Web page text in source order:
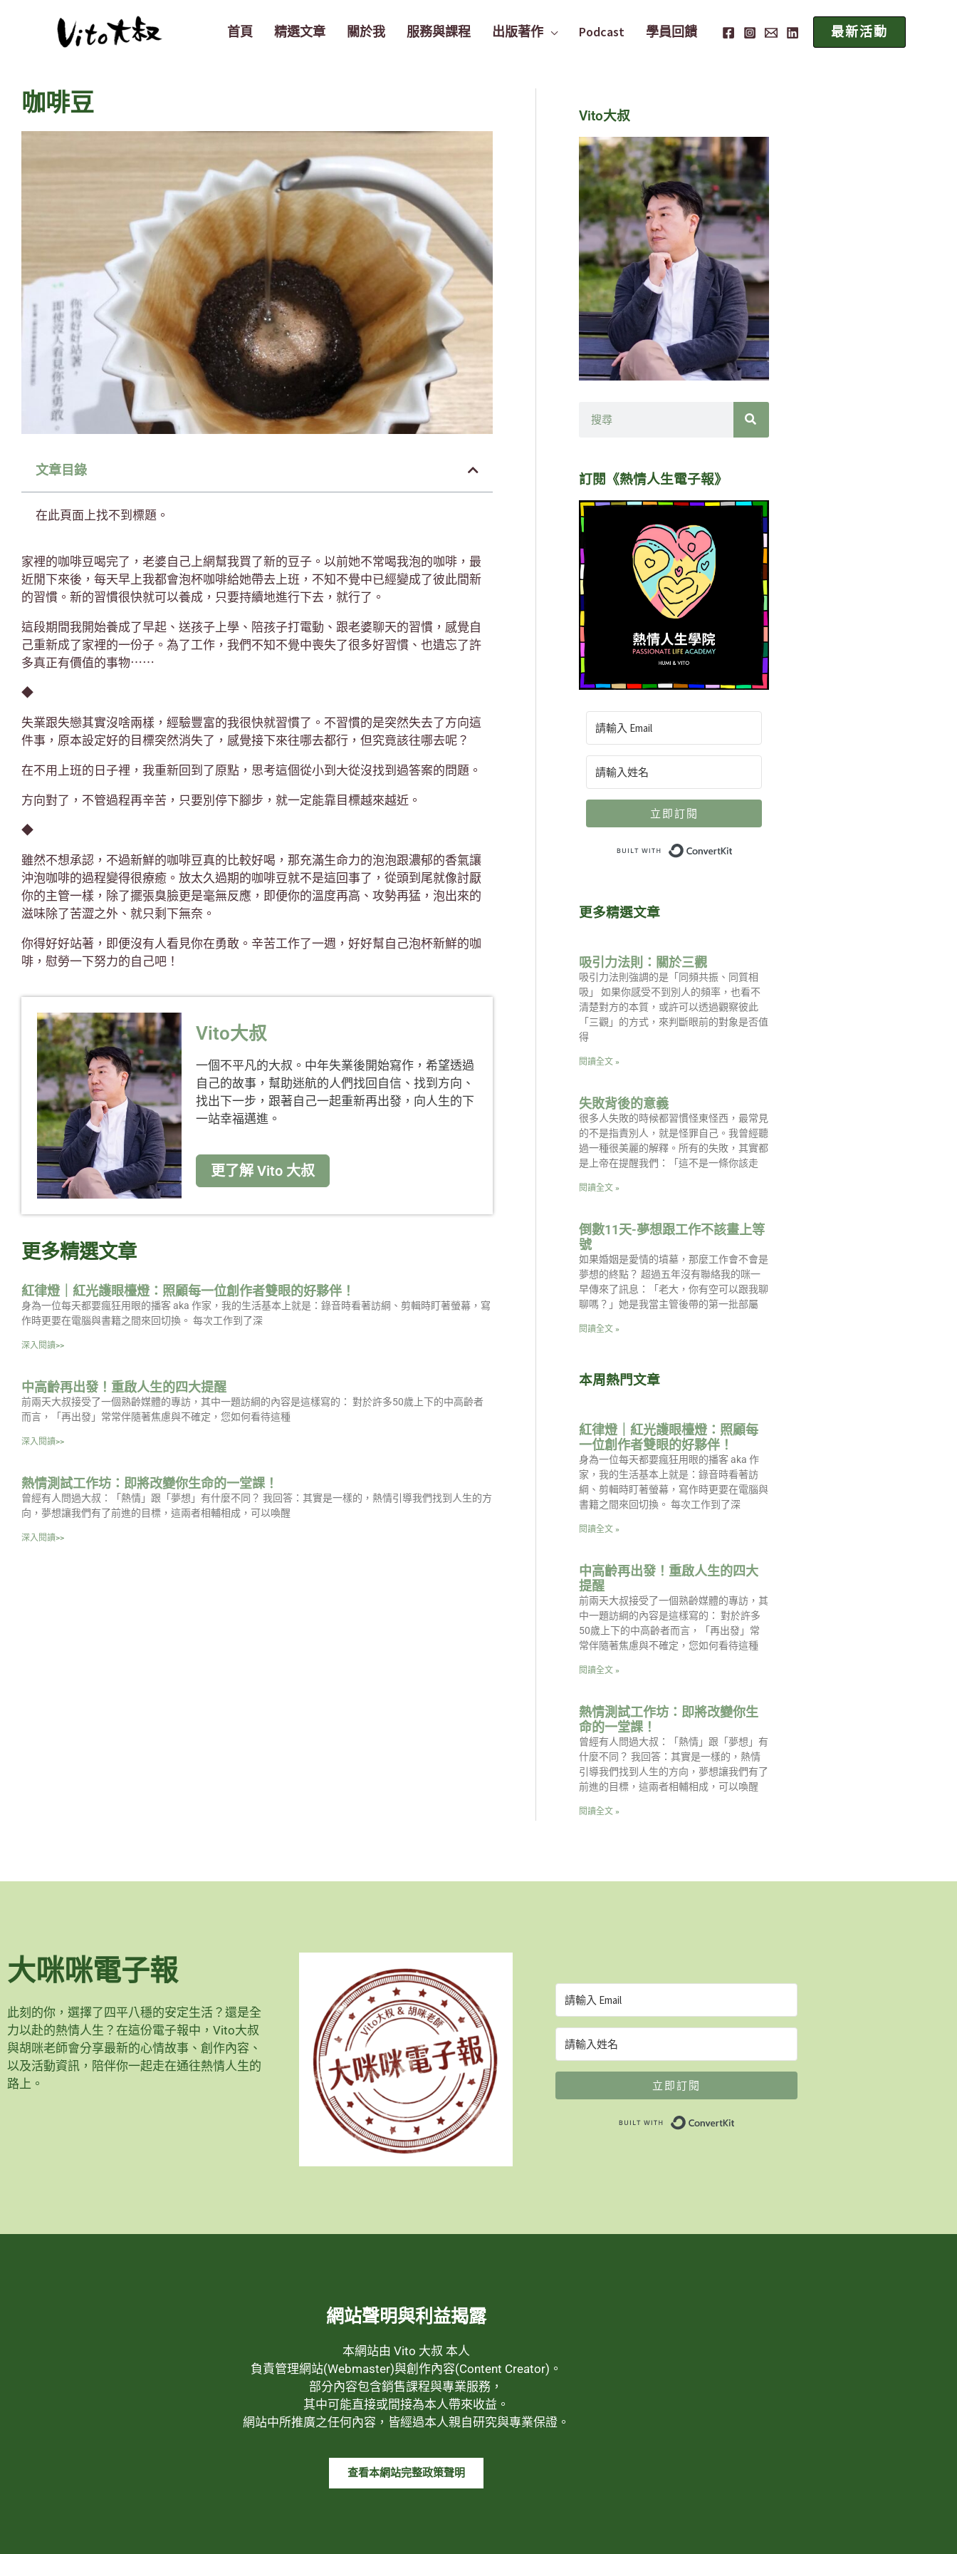
首頁 精選文章 關於我 服務與課程 出版著作 Podcast 學員回饋 最新活動
咖啡豆
文章目錄
在此頁面上找不到標題。
家裡的咖啡豆喝完了，老婆自己上網幫我買了新的豆子。以前她不常喝我泡的咖啡，最
近閒下來後，每天早上我都會泡杯咖啡給她帶去上班，不知不覺中已經變成了彼此間新
的習慣。新的習慣很快就可以養成，只要持續地進行下去，就行了。
這段期間我開始養成了早起、送孩子上學、陪孩子打電動、跟老婆聊天的習慣，感覺自
己重新成了家裡的一份子。為了工作，我們不知不覺中喪失了很多好習慣、也遺忘了許
多真正有價值的事物⋯⋯
◆
失業跟失戀其實沒啥兩樣，經驗豐富的我很快就習慣了。不習慣的是突然失去了方向這
件事，原本設定好的目標突然消失了，感覺接下來往哪去都行，但究竟該往哪去呢？
在不用上班的日子裡，我重新回到了原點，思考這個從小到大從沒找到過答案的問題。
方向對了，不管過程再辛苦，只要別停下腳步，就一定能靠目標越來越近。
◆
雖然不想承認，不過新鮮的咖啡豆真的比較好喝，那充滿生命力的泡泡跟濃郁的香氣讓
沖泡咖啡的過程變得很療癒。放太久過期的咖啡豆就不是這回事了，從頭到尾就像討厭
你的主管一樣，除了擺張臭臉更是毫無反應，即便你的溫度再高、攻勢再猛，泡出來的
滋味除了苦澀之外、就只剩下無奈。
你得好好站著，即便沒有人看見你在勇敢。辛苦工作了一週，好好幫自己泡杯新鮮的咖
啡，慰勞一下努力的自己吧！
Vito大叔
一個不平凡的大叔。中年失業後開始寫作，希望透過
自己的故事，幫助迷航的人們找回自信、找到方向、
找出下一步，跟著自己一起重新再出發，向人生的下
一站幸福邁進。
更了解 Vito 大叔
更多精選文章
紅律燈｜紅光護眼檯燈：照顧每一位創作者雙眼的好夥伴！
身為一位每天都要瘋狂用眼的播客 aka 作家，我的生活基本上就是：錄音時看著訪綱、剪輯時盯著螢幕，寫
作時更要在電腦與書籍之間來回切換。 每次工作到了深
深入閱讀>>
中高齡再出發！重啟人生的四大提醒
前兩天大叔接受了一個熟齡媒體的專訪，其中一題訪綱的內容是這樣寫的： 對於許多50歲上下的中高齡者
而言，「再出發」常常伴隨著焦慮與不確定，您如何看待這種
深入閱讀>>
熱情測試工作坊：即將改變你生命的一堂課！
曾經有人問過大叔：「熱情」跟「夢想」有什麼不同？ 我回答：其實是一樣的，熱情引導我們找到人生的方
向，夢想讓我們有了前進的目標，這兩者相輔相成，可以喚醒
深入閱讀>>
Vito大叔
訂閱《熱情人生電子報》
立即訂閱
更多精選文章
吸引力法則：關於三觀
吸引力法則強調的是「同頻共振、同質相
吸」 如果你感受不到別人的頻率，也看不
清楚對方的本質，或許可以透過觀察彼此
「三觀」的方式，來判斷眼前的對象是否值
得
閱讀全文 »
失敗背後的意義
很多人失敗的時候都習慣怪東怪西，最常見
的不是指責別人，就是怪罪自己。我曾經聽
過一種很美麗的解釋。所有的失敗，其實都
是上帝在提醒我們：「這不是一條你該走
閱讀全文 »
倒數11天-夢想跟工作不該畫上等
號
如果婚姻是愛情的墳墓，那麼工作會不會是
夢想的終點？ 超過五年沒有聯絡我的咪一
早傳來了訊息：「老大，你有空可以跟我聊
聊嗎？」她是我當主管後帶的第一批部屬
閱讀全文 »
本周熱門文章
紅律燈｜紅光護眼檯燈：照顧每
一位創作者雙眼的好夥伴！
身為一位每天都要瘋狂用眼的播客 aka 作
家，我的生活基本上就是：錄音時看著訪
綱、剪輯時盯著螢幕，寫作時更要在電腦與
書籍之間來回切換。 每次工作到了深
閱讀全文 »
中高齡再出發！重啟人生的四大
提醒
前兩天大叔接受了一個熟齡媒體的專訪，其
中一題訪綱的內容是這樣寫的： 對於許多
50歲上下的中高齡者而言，「再出發」常
常伴隨著焦慮與不確定，您如何看待這種
閱讀全文 »
熱情測試工作坊：即將改變你生
命的一堂課！
曾經有人問過大叔：「熱情」跟「夢想」有
什麼不同？ 我回答：其實是一樣的，熱情
引導我們找到人生的方向，夢想讓我們有了
前進的目標，這兩者相輔相成，可以喚醒
閱讀全文 »
大咪咪電子報
此刻的你，選擇了四平八穩的安定生活？還是全
力以赴的熱情人生？在這份電子報中，Vito大叔
與胡咪老師會分享最新的心情故事、創作內容、
以及活動資訊，陪伴你一起走在通往熱情人生的
路上。
立即訂閱
網站聲明與利益揭露
本網站由 Vito 大叔 本人
負責管理網站(Webmaster)與創作內容(Content Creator)。
部分內容包含銷售課程與專業服務，
其中可能直接或間接為本人帶來收益。
網站中所推廣之任何內容，皆經過本人親自研究與專業保證。
查看本網站完整政策聲明